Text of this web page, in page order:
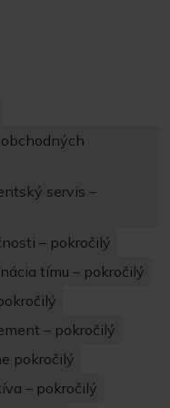
servis –
– pokročilý
tímu – pokročilý
– pokročilý
pokročilý
– pokročilý